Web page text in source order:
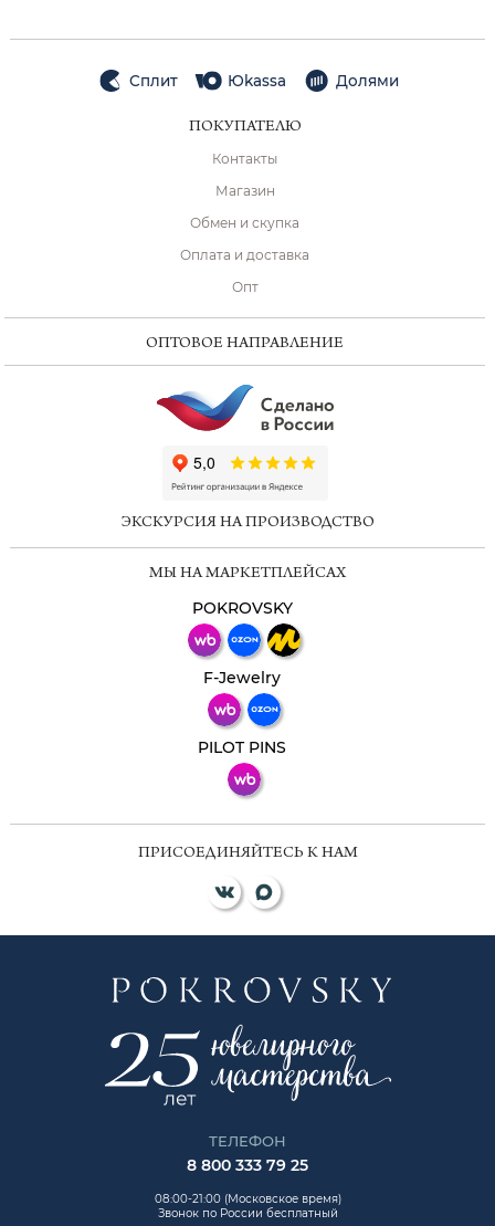
Сплит Юkassa Долями
ПОКУПАТЕЛЮ
Контакты
Магазин
Обмен и скупка
Оплата и доставка
Опт
ОПТОВОЕ НАПРАВЛЕНИЕ
ЭКСКУРСИЯ НА ПРОИЗВОДСТВО
МЫ НА МАРКЕТПЛЕЙСАХ
POKROVSKY
F-Jewelry
PILOT PINS
ПРИСОЕДИНЯЙТЕСЬ К НАМ
ТЕЛЕФОН
8 800 333 79 25
08:00-21:00 (Московское время)
Звонок по России бесплатный